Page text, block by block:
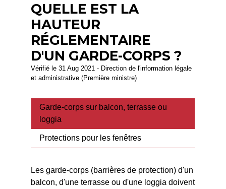
QUELLE EST LA
HAUTEUR
RÉGLEMENTAIRE
D'UN GARDE-CORPS ?
Vérifié le 31 Aug 2021 - Direction de l'information légale
et administrative (Première ministre)
Garde-corps sur balcon, terrasse ou
loggia
Protections pour les fenêtres
Les garde-corps (barrières de protection) d'un
balcon, d'une terrasse ou d'une loggia doivent